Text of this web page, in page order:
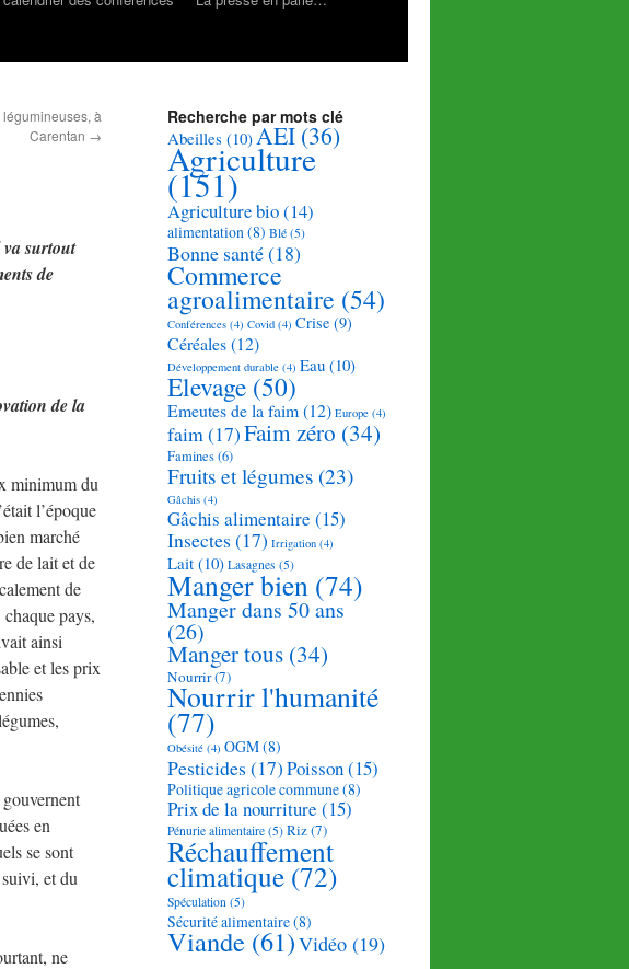
légumineuses, à
Carentan →
va surtout
de
de la
minimum du
l’époque
marché
de lait et de
de
pays,
ainsi
et les prix
en
se sont
et du
ne
Recherche par mots clé
Abeilles (10)AEI (36)
Agriculture
(151)
Agriculture bio(14)
alimentation(8) Blé (5)
Bonne santé(18)
Commerce
agroalimentaire (54)
Conférences (4) Covid (4) Crise (9)
Céréales(12)
Développement durable (4) Eau (10)
Elevage (50)
Emeutes de la faim(12) Europe (4)
faim(17)Faim zéro (34)
Famines(6)
Fruits et légumes (23)
Gâchis (4)
Gâchis alimentaire (15)
Insectes (17) Irrigation (4)
Lait (10) Lasagnes (5)
Manger bien (74)
Manger dans 50 ans
(26)
Manger tous (34)
Nourrir(7)
Nourrir l'humanité
(77)
Obésité (4) OGM(8)
Pesticides (17)Poisson(15)
Politique agricole commune(8)
Prix de la nourriture (15)
Pénurie alimentaire (5) Riz(7)
Réchauffement
climatique (72)
Spéculation (5)
Sécurité alimentaire(8)
Viande (61)Vidéo (19)